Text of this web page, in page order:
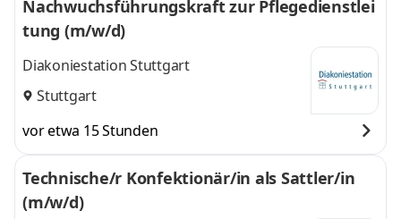
Nachwuchsführungskraft zur Pflegedienstlei
tung (m/w/d)
Diakoniestation Stuttgart
Stuttgart
vor etwa 15 Stunden
Technische/r Konfektionär/in als Sattler/in
(m/w/d)